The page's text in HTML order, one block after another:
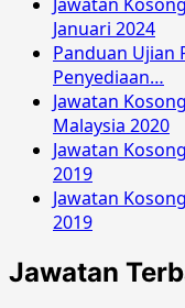
Januari 2024
Panduan Ujian
Penyediaan…
Jawatan
Malaysia 2020
Jawatan
2019
Jawatan
2019
Jawatan